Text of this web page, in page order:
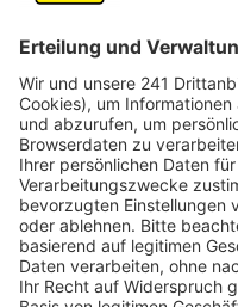
Köln erneut der
Zahlreiche
sich um 14:45 Uhr an
um gemeinsam auf
fahren.
Die Aktion, die
wird vom Social Media-
mitmachen möchte,
anmelden. Teilnehmer